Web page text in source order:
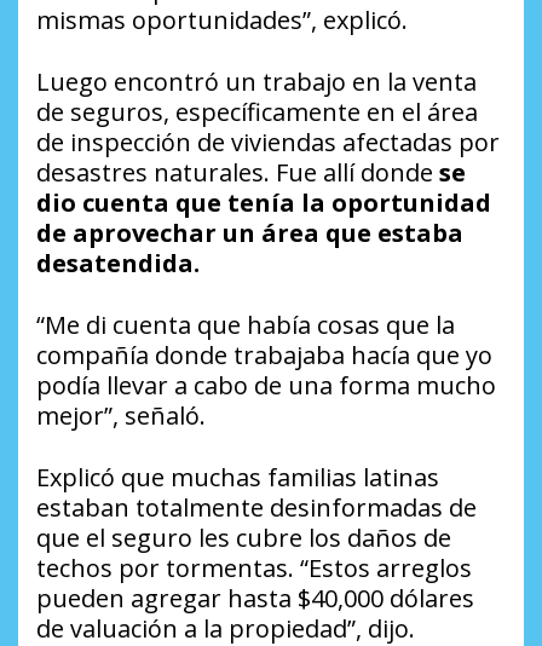
mismas oportunidades”, explicó.
Luego encontró un trabajo en la venta
de seguros, específicamente en el área
de inspección de viviendas afectadas por
desastres naturales. Fue allí donde se
dio cuenta que tenía la oportunidad
de aprovechar un área que estaba
desatendida.
“Me di cuenta que había cosas que la
compañía donde trabajaba hacía que yo
podía llevar a cabo de una forma mucho
mejor”, señaló.
Explicó que muchas familias latinas
estaban totalmente desinformadas de
que el seguro les cubre los daños de
techos por tormentas. “Estos arreglos
pueden agregar hasta $40,000 dólares
de valuación a la propiedad”, dijo.